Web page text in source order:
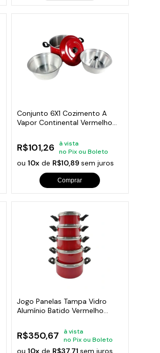
Conjunto 6X1 Cozimento A
Vapor Continental Vermelho
R$101,26
à vista
no Pix ou Boleto
ou10x de R$10,89sem juros
Comprar
Jogo Panelas Tampa Vidro
Alumínio Batido Vermelho
R$350,67
à vista
no Pix ou Boleto
ou10x de R$37,71sem juros